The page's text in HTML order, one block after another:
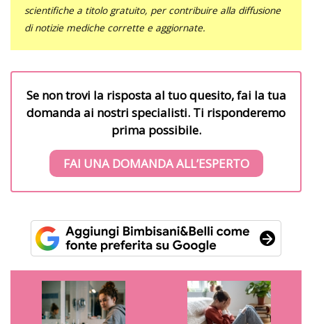
scientifiche a titolo gratuito, per contribuire alla diffusione
di notizie mediche corrette e aggiornate.
Se non trovi la risposta al tuo quesito, fai la tua
domanda ai nostri specialisti. Ti risponderemo
prima possibile.
FAI UNA DOMANDA ALL’ESPERTO